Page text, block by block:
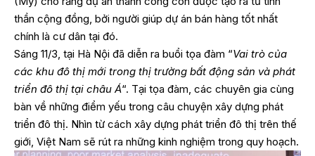
thần cộng đồng, bởi người giúp dự án bán hàng tốt nhất
chính là cư dân tại đó.
Sáng 11/3, tại Hà Nội đã diễn ra buổi tọa đàm “Vai trò của
các khu đô thị mới trong thị trường bất động sản và phát
triển đô thị tại châu Á“. Tại tọa đàm, các chuyên gia cùng
bàn về những điểm yếu trong câu chuyện xây dựng phát
triển đô thị. Nhìn từ cách xây dựng phát triển đô thị trên thế
giới, Việt Nam sẽ rút ra những kinh nghiệm trong quy hoạch.